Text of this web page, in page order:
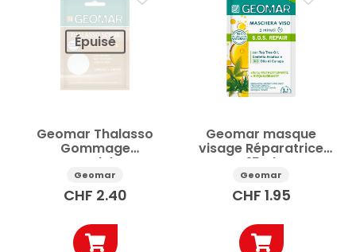
Épuisé
Geomar Thalasso
Gommage
Remodelant
Monodose 85g
Geomar
CHF 2.40
Geomar masque
visage Réparatrice
15ml
Geomar
CHF 1.95